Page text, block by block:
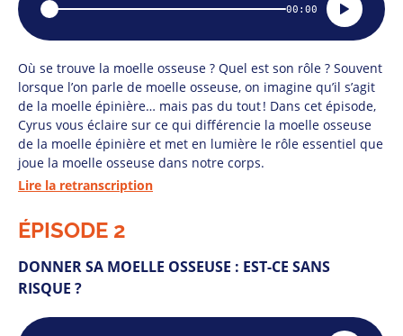
Position 00:00
Où se trouve la moelle osseuse ? Quel est son rôle ? Souvent
lorsque l’on parle de moelle osseuse, on imagine qu’il s’agit
de la moelle épinière… mais pas du tout ! Dans cet épisode,
Cyrus vous éclaire sur ce qui différencie la moelle osseuse
de la moelle épinière et met en lumière le rôle essentiel que
joue la moelle osseuse dans notre corps.
Lire la retranscription
ÉPISODE 2
DONNER SA MOELLE OSSEUSE : EST-CE SANS
RISQUE ?